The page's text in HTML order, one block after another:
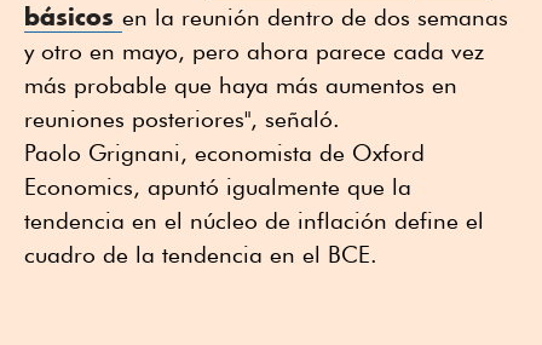
básicos en la reunión dentro de dos semanas
y otro en mayo, pero ahora parece cada vez
más probable que haya más aumentos en
reuniones posteriores", señaló.
Paolo Grignani, economista de Oxford
Economics, apuntó igualmente que la
tendencia en el núcleo de inflación define el
cuadro de la tendencia en el BCE.